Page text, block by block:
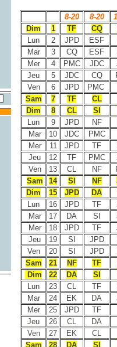
8-20 8-20
Dim
1 TF CQ
Lun
2 JPD ESF
Mar
3 CQ ESF
Mer
4 PMC JDC
Jeu
5 JDC CQ
Ven
6 JPD PMC
Sam
7 TF CL
Dim
8 CL SI
Lun
9 JPD NF
Mar
10 JDC PMC
Mer
11 JPD TF
Jeu
12 TF PMC
Ven
13 CL NF
Sam
14 SI NF
Dim
15 JPD DA
Lun
16 JPD TF
Mar
17 DA SI
Mer
18 JPD TF
Jeu
19 SI JPD
Ven
20 SI JPD
Sam
21 NF TF
Dim
22 DA SI
Lun
23 CL TF
Mar
24 EK DA
Mer
25 JPD TF
Jeu
26 CL DA
Ven
27 EK CL
Sam
28 DA SI